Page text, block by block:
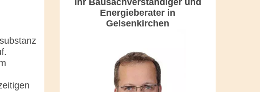
Energieberater in
Gelsenkirchen